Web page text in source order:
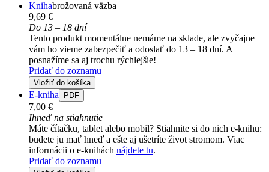
Knihabrožovaná väzba
9,69 €
Do 13 – 18 dní
Tento produkt momentálne nemáme na sklade, ale zvyčajne
vám ho vieme zabezpečiť a odoslať do 13 – 18 dní. A
posnažíme sa aj trochu rýchlejšie!
Pridať do zoznamu
Vložiť do košíka
E-kniha PDF
7,00 €
Ihneď na stiahnutie
Máte čítačku, tablet alebo mobil? Stiahnite si do nich e-knihu:
budete ju mať hneď a ešte aj ušetríte život stromom. Viac
informácii o e-knihách nájdete tu.
Pridať do zoznamu